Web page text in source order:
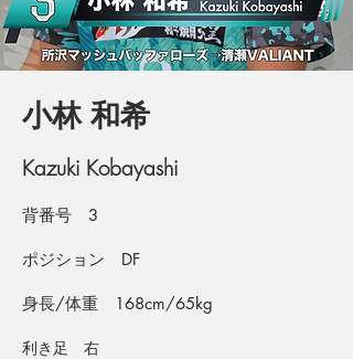
​小林 和希
Kazuki Kobayashi
​背番号 3
ポジション DF
身長/体重 168cm/65kg
利き足 右